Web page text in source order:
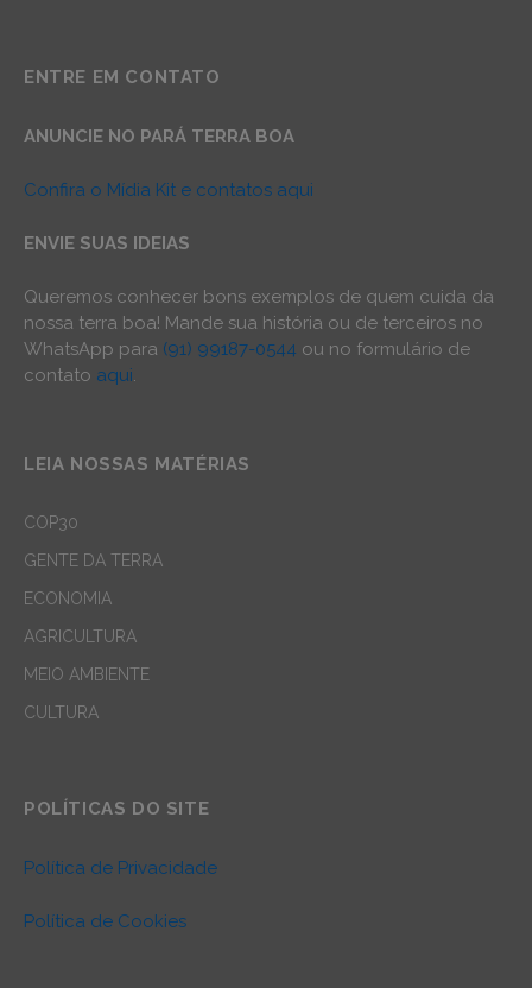
ENTRE EM CONTATO
ANUNCIE NO PARÁ TERRA BOA
Confira o Mídia Kit e contatos aqui
ENVIE SUAS IDEIAS
Queremos conhecer bons exemplos de quem cuida da
nossa terra boa! Mande sua história ou de terceiros no
WhatsApp para (91) 99187-0544 ou no formulário de
contato aqui.
LEIA NOSSAS MATÉRIAS
COP30
GENTE DA TERRA
ECONOMIA
AGRICULTURA
MEIO AMBIENTE
CULTURA
POLÍTICAS DO SITE
Política de Privacidade
Política de Cookies